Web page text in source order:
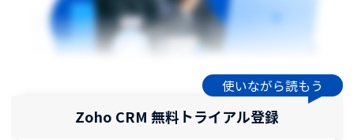
Zoho CRM 無料トライアル登録
使いながら読もう